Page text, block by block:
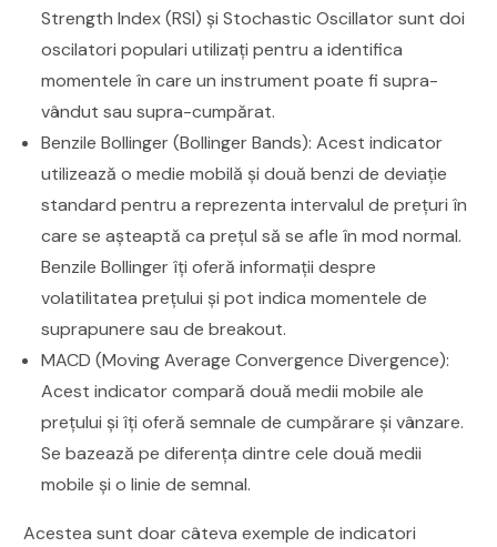
Strength Index (RSI) și Stochastic Oscillator sunt doi
oscilatori populari utilizați pentru a identifica
momentele în care un instrument poate fi supra-
vândut sau supra-cumpărat.
Benzile Bollinger (Bollinger Bands): Acest indicator
utilizează o medie mobilă și două benzi de deviație
standard pentru a reprezenta intervalul de prețuri în
care se așteaptă ca prețul să se afle în mod normal.
Benzile Bollinger îți oferă informații despre
volatilitatea prețului și pot indica momentele de
suprapunere sau de breakout.
MACD (Moving Average Convergence Divergence):
Acest indicator compară două medii mobile ale
prețului și îți oferă semnale de cumpărare și vânzare.
Se bazează pe diferența dintre cele două medii
mobile și o linie de semnal.
Acestea sunt doar câteva exemple de indicatori